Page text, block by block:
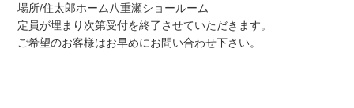
場所/住太郎ホーム八重瀬ショールーム
定員が埋まり次第受付を終了させていただきます。
ご希望のお客様はお早めにお問い合わせ下さい。